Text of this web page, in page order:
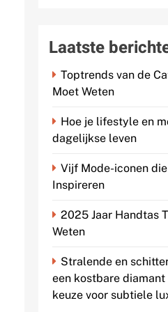
Laatste
Toptrends van de
Moet Weten
Hoe je lifestyle en
dagelijkse leven
Vijf Mode-iconen
Inspireren
2025 Jaar Handtas
Weten
Stralende en
een kostbare
keuze voor subtiele